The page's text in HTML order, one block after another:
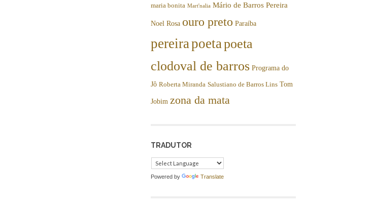
maria bonita Mart'nalia Mário de Barros Pereira
Noel Rosa ouro preto Paraíba
pereirapoetapoeta
clodoval de barros Programa do
Jô Roberta Miranda Salustiano de Barros Lins Tom
Jobim zona da mata
TRADUTOR
Powered by Translate